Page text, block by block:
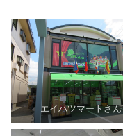
エイハツマートさん